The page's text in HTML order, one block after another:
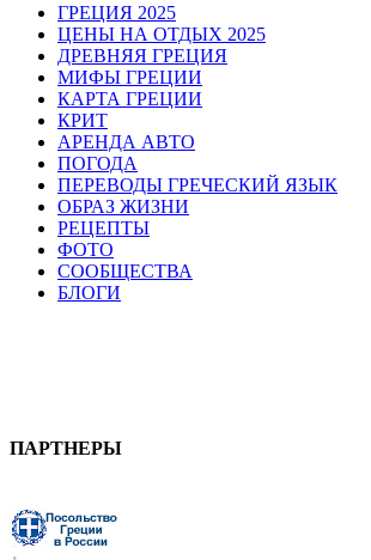
ГРЕЦИЯ 2025
ЦЕНЫ НА ОТДЫХ 2025
ДРЕВНЯЯ ГРЕЦИЯ
МИФЫ ГРЕЦИИ
КАРТА ГРЕЦИИ
КРИТ
АРЕНДА АВТО
ПОГОДА
ПЕРЕВОДЫ ГРЕЧЕСКИЙ ЯЗЫК
ОБРАЗ ЖИЗНИ
РЕЦЕПТЫ
ФОТО
СООБЩЕСТВА
БЛОГИ
ПАРТНЕРЫ